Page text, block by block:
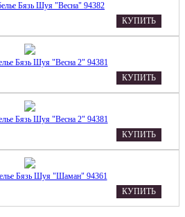
Бязь Шуя "Весна" 94382
КУПИТЬ
Бязь Шуя "Весна 2" 94381
КУПИТЬ
Бязь Шуя "Весна 2" 94381
КУПИТЬ
Бязь Шуя "Шаман" 94361
КУПИТЬ